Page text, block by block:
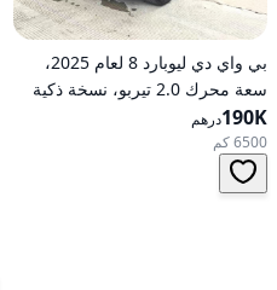
بي واي دي ليوبارد 8 لعام 2025،
سعة محرك 2.0 تيربو، نسخة ذكية
رائدة هجينة ذات دفع كلي على
العجلات
190Kدرهم
6500 كم